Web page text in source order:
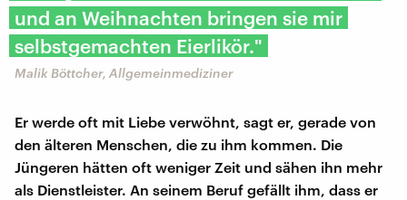
und an Weihnachten bringen sie mir
selbstgemachten Eierlikör."
Malik Böttcher, Allgemeinmediziner
Er werde oft mit Liebe verwöhnt, sagt er, gerade von
den älteren Menschen, die zu ihm kommen. Die
Jüngeren hätten oft weniger Zeit und sähen ihn mehr
als Dienstleister. An seinem Beruf gefällt ihm, dass er